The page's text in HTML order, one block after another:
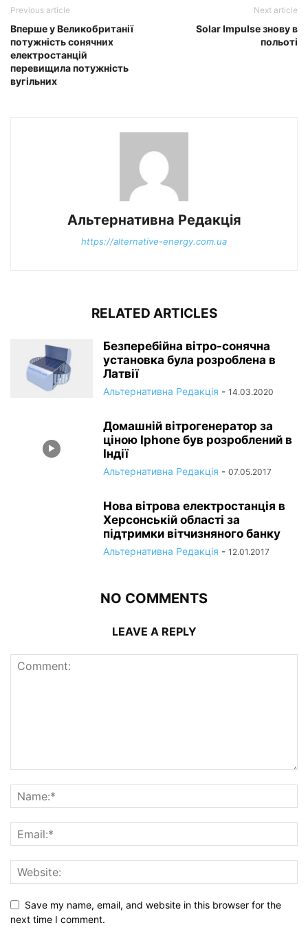
Previous article
Вперше у Великобританії
потужність сонячних
електростанцій
перевищила потужність
вугільних
Next article
Solar Impulse знову в
польоті
Альтернативна Редакція
https://alternative-energy.com.ua
RELATED ARTICLES
Безперебійна вітро-сонячна
установка була розроблена в
Латвії
Альтернативна Редакція - 14.03.2020
Домашній вітрогенератор за
ціною Iphone був розроблений в
Індії
Альтернативна Редакція - 07.05.2017
Нова вітрова електростанція в
Херсонській області за
підтримки вітчизняного банку
Альтернативна Редакція - 12.01.2017
NO COMMENTS
LEAVE A REPLY
Save my name, email, and website in this browser for the
next time I comment.